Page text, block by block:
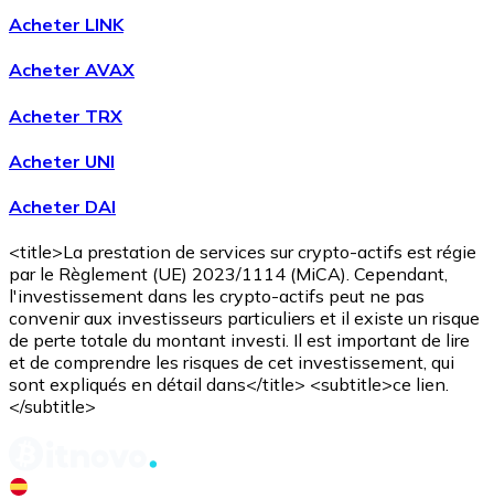
AcheterAvalancheavec virement bancaireavec carte
AVAX
Acheter LINK
Acheter AVAX
Acheter TRX
Acheter UNI
Acheter DAI
<title>La prestation de services sur crypto-actifs est régie
par le Règlement (UE) 2023/1114 (MiCA). Cependant,
l'investissement dans les crypto-actifs peut ne pas
convenir aux investisseurs particuliers et il existe un risque
de perte totale du montant investi. Il est important de lire
et de comprendre les risques de cet investissement, qui
sont expliqués en détail dans</title> <subtitle>ce lien.
</subtitle>